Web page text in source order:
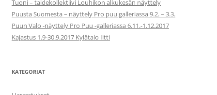
Tuoni – taidekollektiivi Louhikon alkukesän näyttely
Puusta Suomesta – näyttely Pro puu galleriassa 9.2. – 3.3.
Puun Valo -näyttely Pro Puu -galleriassa 6.11.-1.12.2017
Kajastus 1.9-30.9.2017 Kylätalo Iitti
KATEGORIAT